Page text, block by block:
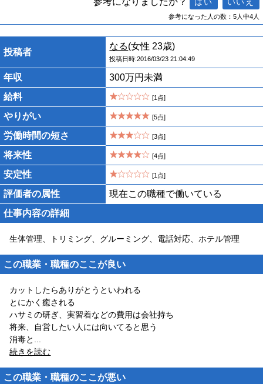
参考になった人の数：5人中4人
投稿者
なる(女性 23歳)
投稿日時:2016/03/23 21:04:49
年収
300万円未満
給料
[1点]
やりがい [5点]
労働時間の短さ [3点]
将来性 [4点]
安定性 [1点]
評価者の属性
現在この職種で働いている
仕事内容の詳細
生体管理、トリミング、グルーミング、電話対応、ホテル管理
この職業・職種のここが良い
カットしたらありがとうといわれる
とにかく癒される
ハサミの研ぎ、実習着などの費用は会社持ち
将来、自営したい人には向いてると思う
消毒と
続きを読む
この職業・職種のここが悪い